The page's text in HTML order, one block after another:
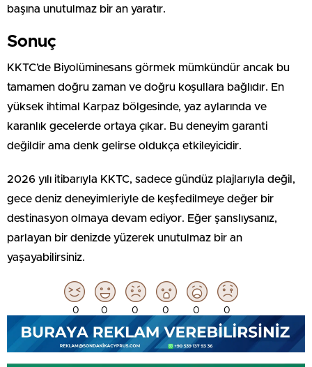
başına unutulmaz bir an yaratır.
Sonuç
KKTC’de Biyolüminesans görmek mümkündür ancak bu
tamamen doğru zaman ve doğru koşullara bağlıdır. En
yüksek ihtimal Karpaz bölgesinde, yaz aylarında ve
karanlık gecelerde ortaya çıkar. Bu deneyim garanti
değildir ama denk gelirse oldukça etkileyicidir.
2026 yılı itibarıyla KKTC, sadece gündüz plajlarıyla değil,
gece deniz deneyimleriyle de keşfedilmeye değer bir
destinasyon olmaya devam ediyor. Eğer şanslıysanız,
parlayan bir denizde yüzerek unutulmaz bir an
yaşayabilirsiniz.
0 0 0 0 0 0